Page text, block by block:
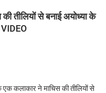
तीलियों से बनाई अयोध्या के
VIDEO
एक कलाकार ने माचिस की तीलियों से